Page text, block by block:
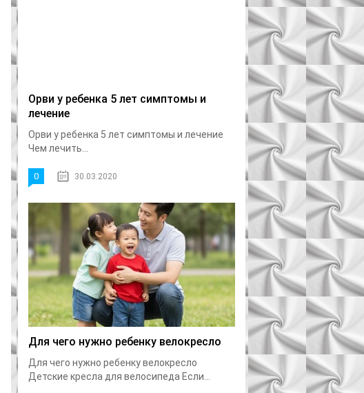
Орви у ребенка 5 лет симптомы и
лечение
Орви у ребенка 5 лет симптомы и лечение
Чем лечить...
0 30.03.2020
Для чего нужно ребенку велокресло
Для чего нужно ребенку велокресло
Детские кресла для велосипеда Если...